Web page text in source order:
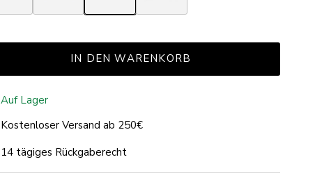
IN DEN WARENKORB
Auf Lager
Kostenloser Versand ab 250€
14 tägiges Rückgaberecht